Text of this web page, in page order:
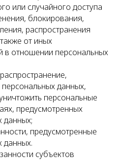
или случайного доступа
блокирования,
распространения
от иных
в отношении персональных
данных,
персональные
предусмотренных
данных;
предусмотренные
данных.
субъектов